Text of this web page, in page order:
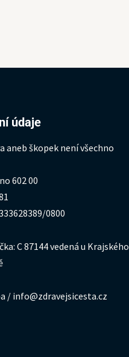
údaje
aneb škopek není všechno
602 00
0800
C 87144 vedená u Krajského
/ info@zdravejsicesta.cz